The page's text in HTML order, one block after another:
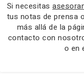
Si necesitas
tus notas de prensa o
más allá de la
contacto con
o en